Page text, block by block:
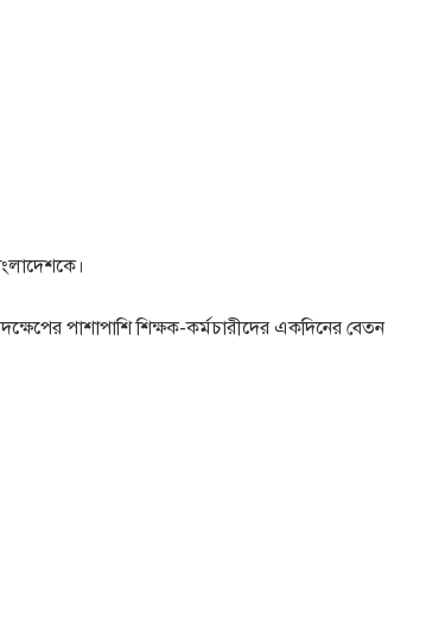
পাশাপাশি শিক্ষক-কর্মচারীদের একদিনের বেতন